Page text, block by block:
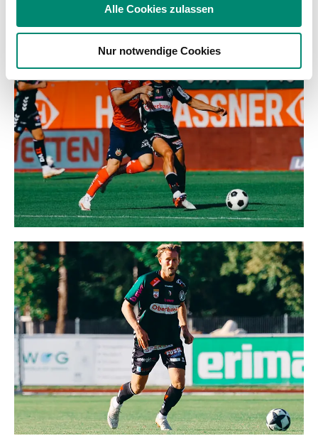
weiteren Daten zusammen, die Sie ihnen bereitgestellt
haben oder die sie im Rahmen Ihrer Nutzung der Dienste
gesammelt haben.
Weitere Details, insbesondere zu Speicherdauer und
Empfänger entnehmen Sie unserer
Datenschutzerklärung .
Alle Cookies zulassen
Nur notwendige Cookies
WEITERE NEWS